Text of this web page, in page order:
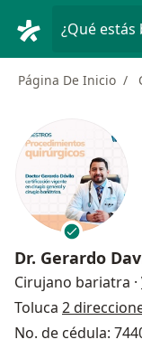
¿Qué estás
Página De Inicio
Dr. Gerardo
Cirujano bariatra ·
Toluca 2
No. de cédula: